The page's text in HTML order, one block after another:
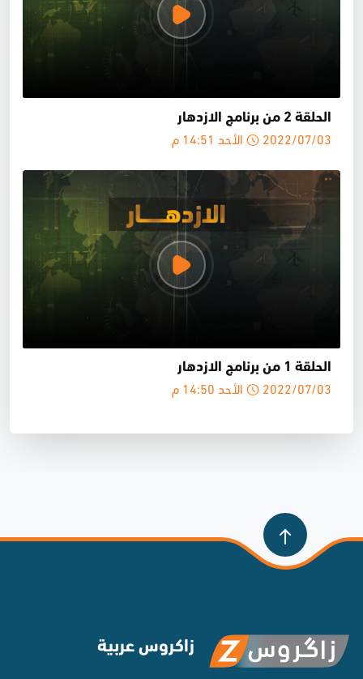
الحلقة 2 من برنامج الازدهار
2022/07/03 الأحد 14:51 م
الحلقة 1 من برنامج الازدهار
2022/07/03 الأحد 14:50 م
زاكروس عربية